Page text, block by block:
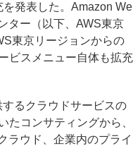
発表した。Amazon We
ター（以下、AWS東京
東京リージョンからの
ビスメニュー自体も拡充
るクラウドサービスの
たコンサティングから、
ラウド、企業内のプライ